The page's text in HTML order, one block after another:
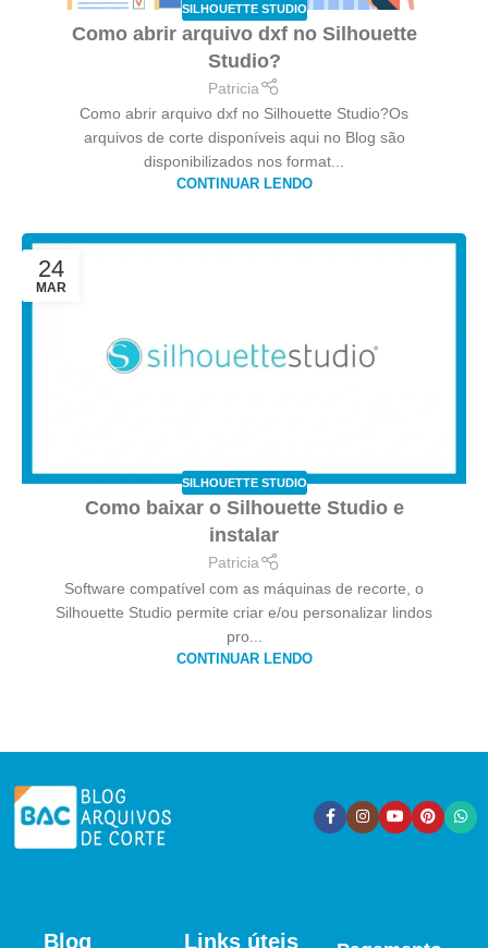
SILHOUETTE STUDIO
Como abrir arquivo dxf no Silhouette
Studio?
Patricia
Como abrir arquivo dxf no Silhouette Studio?Os
arquivos de corte disponíveis aqui no Blog são
disponibilizados nos format...
CONTINUAR LENDO
24
MAR
SILHOUETTE STUDIO
Como baixar o Silhouette Studio e
instalar
Patricia
Software compatível com as máquinas de recorte, o
Silhouette Studio permite criar e/ou personalizar lindos
pro...
CONTINUAR LENDO
Blog Links úteis